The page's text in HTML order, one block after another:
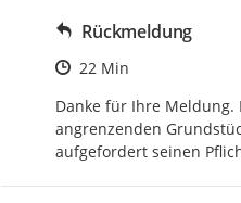
Rückmeldung
Zeitpunkt des Erstellens
22 Min
Danke für Ihre Meldung.
angrenzenden
aufgefordert seinen